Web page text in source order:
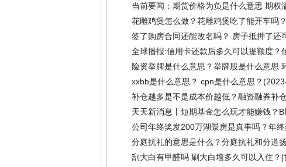
当前要闻：期货价格为负是什么意思 期权
花雕鸡煲怎么做？花雕鸡煲吃了能开车吗？
签了购房合同还能改名吗？ 房子抵押了还
全球播报:信用卡还款后多久可以提额度？
险资举牌是什么意思？举牌股是什么意思
xxbb是什么意思？ cpn是什么意思？
补仓越多是不是成本价越低？融资融券补
天天新消息丨短期基金怎么玩才能赚钱？
公司年终奖发200万湖景房是真事吗？年
分庭抗礼的意思是什么？分庭抗礼和分道
刮大白有甲醛吗 刷大白墙多久可以入住？|